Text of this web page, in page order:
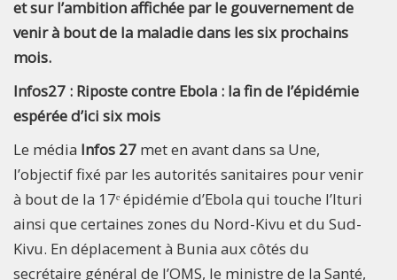
et sur l’ambition affichée par le gouvernement de
venir à bout de la maladie dans les six prochains
mois.
Infos27 : Riposte contre Ebola : la fin de l’épidémie
espérée d’ici six mois
Le média Infos 27 met en avant dans sa Une,
l’objectif fixé par les autorités sanitaires pour venir
à bout de la 17ᵉ épidémie d’Ebola qui touche l’Ituri
ainsi que certaines zones du Nord-Kivu et du Sud-
Kivu. En déplacement à Bunia aux côtés du
secrétaire général de l’OMS, le ministre de la Santé,